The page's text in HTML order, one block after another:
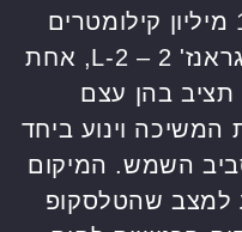
"האבל", נמצא במרחק 1.5 מיליון קילומטרים
מכדור הארץ, בנקודת לה-גראנז' 2 – L-2, אחת
בהן עצם
המשיכה וינוע ביחד
השמש. המיקום
למצב שהטלסקופ